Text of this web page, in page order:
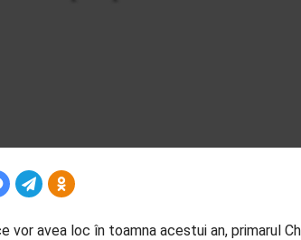
vor avea loc în toamna acestui an, primarul